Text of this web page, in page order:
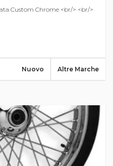
Custom Chrome <br/> <br/>
Altre Marche
Nuovo